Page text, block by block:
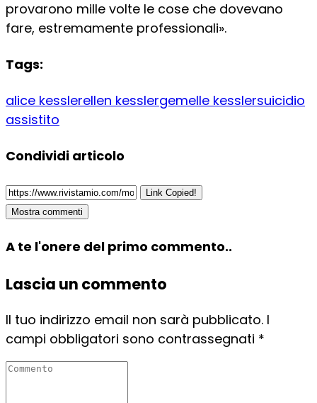
provarono mille volte le cose che dovevano
fare, estremamente professionali».
Tags:
alice kesslerellen kesslergemelle kesslersuicidio
assistito
Condividi articolo
Link Copied!
Mostra commenti
A te l'onere del primo commento..
Lascia un commento
Il tuo indirizzo email non sarà pubblicato. I
campi obbligatori sono contrassegnati *